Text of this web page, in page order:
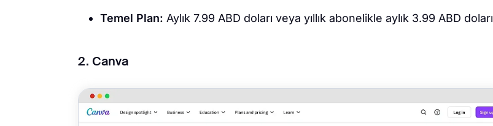
Temel Plan: Aylık 7.99 ABD doları veya yıllık abonelikle aylık 3.99 ABD doları
2. Canva